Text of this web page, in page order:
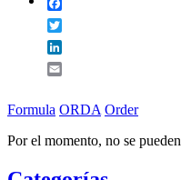
Formula ORDA Order
Por el momento, no se